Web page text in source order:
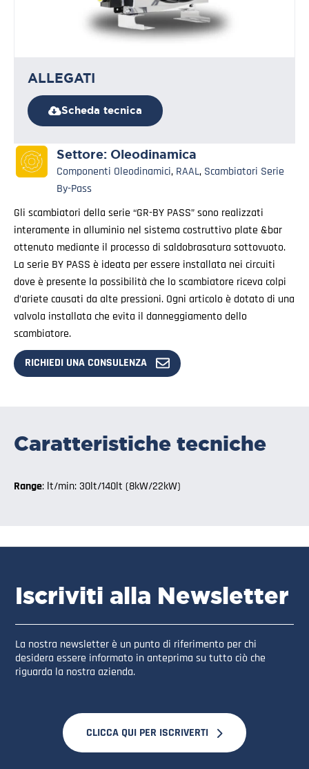
ALLEGATI
Scheda tecnica
Settore: Oleodinamica
Componenti Oleodinamici, RAAL, Scambiatori Serie
By-Pass
Gli scambiatori della serie “GR-BY PASS” sono realizzati
interamente in alluminio nel sistema costruttivo plate &bar
ottenuto mediante il processo di saldobrasatura sottovuoto.
La serie BY PASS è ideata per essere installata nei circuiti
dove è presente la possibilità che lo scambiatore riceva colpi
d’ariete causati da alte pressioni. Ogni articolo è dotato di una
valvola installata che evita il danneggiamento dello
scambiatore.
RICHIEDI UNA CONSULENZA
Caratteristiche tecniche
Range: lt/min: 30lt/140lt (8kW/22kW)
Iscriviti alla Newsletter
La nostra newsletter è un punto di riferimento per chi
desidera essere informato in anteprima su tutto ciò che
riguarda la nostra azienda.
CLICCA QUI PER ISCRIVERTI